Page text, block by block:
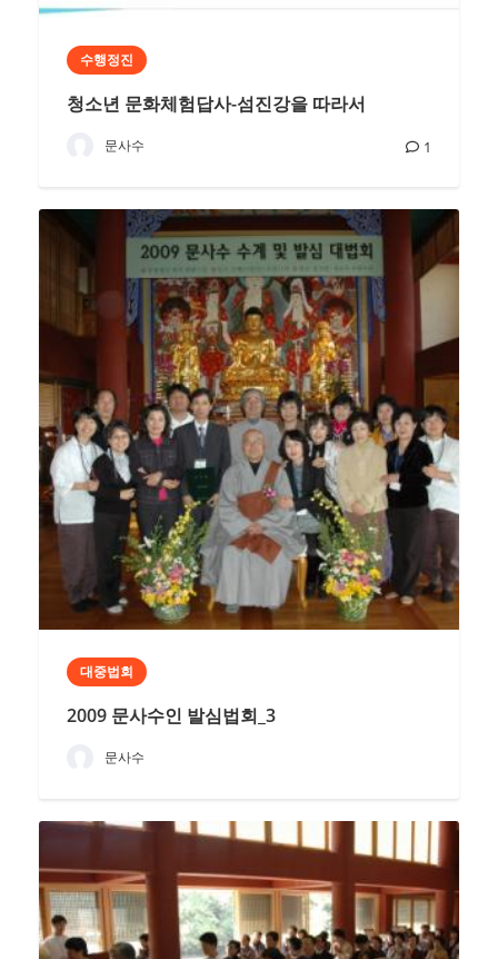
수행정진
청소년 문화체험답사-섬진강을 따라서
문사수 1
대중법회
2009 문사수인 발심법회_3
문사수